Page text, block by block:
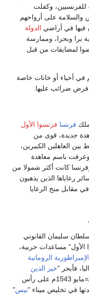
للفرنسيين، وكفلت
والسلامة على أرواحهم
فيها في أراضي الدولة
برا وبحرا، وممارسة
لمضايقات من قبل
في أحياء أو خانات خاصة
ضرائب عليها.
فرنسا فرنسوا الأول
جديدة، قوى من
بين العاهلين الكبيرين،
المعاهدة سنة 941هـ=1535م وعرفت باسم معاهدة
كانت أكثر شمولا من
رعاياها الذين يذهبون
مقابل منح الرعايا
سليمان القانوني
الأول" مساعدات حربية،
الرومانية
فأبحر "خير الدين
" من إسطنبول في المحرم 950هـ=مايو 1543م على رأس
في تخليص ميناء "نيس"